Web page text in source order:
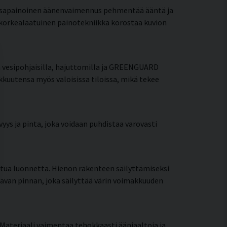
äänenvaimennus pehmentää ääntä ja
painotekniikka korostaa kuvion
hajuttomilla ja GREENGUARD
myös valoisissa tiloissa, mikä tekee
ja pinta, joka voidaan puhdistaa varovasti
luonnetta. Hienon rakenteen säilyttämiseksi
pinnan, joka säilyttää värin voimakkuuden
vaimentaa tehokkaasti ääniaaltoja ja